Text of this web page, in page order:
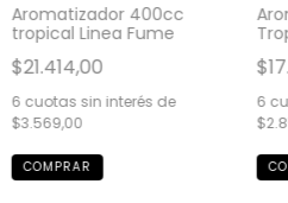
Aromatizador 400cc
tropical Linea Fume
$21.414,00
6 cuotas sin interés de
$3.569,00
6